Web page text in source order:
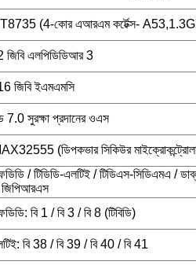
(4-কোর এআরএম কর্টেক্স-
জিবি এলপিডিডিআর 3
জিবি ইএমএমসি
7.0 সুরক্ষা প্রদানের ওএস
(ডিপকভার সিকিউর
/ টিডিডি-এলটিই / টিডিএস-সিডিএমএ /
বি 1 / বি 3 / বি 8 (টিবিডি)
বি 38 / বি 39 / বি 40 / বি 41